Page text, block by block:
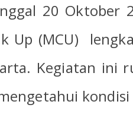
20 Oktober
Up (MCU)
Kegiatan ini